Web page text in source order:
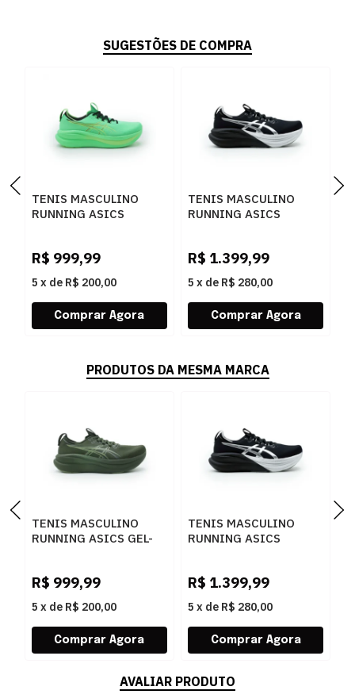
SUGESTÕES DE COMPRA
TENIS MASCULINO
RUNNING ASICS
R$ 999,99
5 x de R$ 200,00
TENIS MASCULINO
RUNNING ASICS
R$ 1.399,99
5 x de R$ 280,00
PRODUTOS DA MESMA MARCA
TENIS MASCULINO
RUNNING ASICS GEL-
R$ 999,99
5 x de R$ 200,00
TENIS MASCULINO
RUNNING ASICS
R$ 1.399,99
5 x de R$ 280,00
AVALIAR PRODUTO